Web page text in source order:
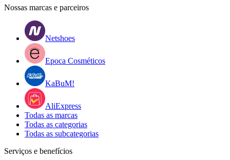
Nossas marcas e parceiros
Netshoes
Epoca Cosméticos
KaBuM!
AliExpress
Todas as marcas
Todas as categorias
Todas as subcategorias
Serviços e benefícios